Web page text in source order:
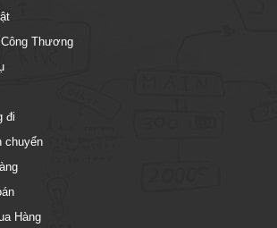
Thương
đi
chuyển
Hàng